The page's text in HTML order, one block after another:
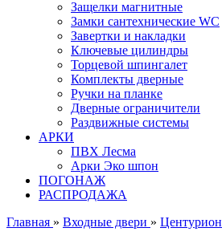
Защелки магнитные
Замки сантехнические WC
Завертки и накладки
Ключевые цилиндры
Торцевой шпингалет
Комплекты дверные
Ручки на планке
Дверные ограничители
Раздвижные системы
АРКИ
ПВХ Лесма
Арки Эко шпон
ПОГОНАЖ
РАСПРОДАЖА
Главная » Входные двери » Центурион